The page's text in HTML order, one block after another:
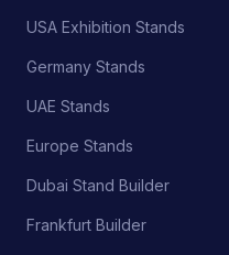
USA Exhibition Stands
Germany Stands
UAE Stands
Europe Stands
Dubai Stand Builder
Frankfurt Builder